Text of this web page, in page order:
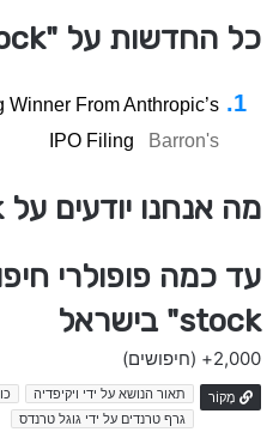
כל החדשות על "Zoom stock"
From Anthropic’s
IPO Filing
Barron's
מה אנחנו יודעים על Zoom stock
stock" בישראל
2,000+ (חיפושים)
מָקוֹר תאור הנושא על ידי ויקיפדיה
גרף טרנדים על ידי גוגל טרנדס